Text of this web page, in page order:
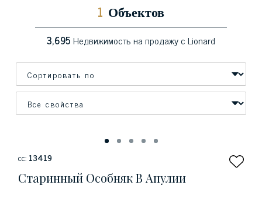
1 Объектов
3,695Недвижимость на продажу с Lionard
сс: 13419
Старинный Особняк В Апулии